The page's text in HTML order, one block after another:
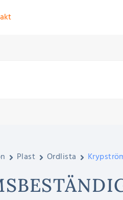
Plast Ordlista